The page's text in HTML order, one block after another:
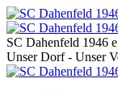
SC Dahenfeld 1946
Unser Dorf - Unser